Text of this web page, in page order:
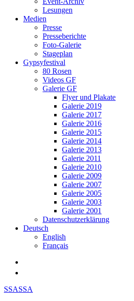
Lesungen
Medien
Presse
Presseberichte
Foto-Galerie
Stageplan
Gypsyfestival
80 Rosen
Videos GF
Galerie GF
Flyer und Plakate
Galerie 2019
Galerie 2017
Galerie 2016
Galerie 2015
Galerie 2014
Galerie 2013
Galerie 2011
Galerie 2010
Galerie 2009
Galerie 2007
Galerie 2005
Galerie 2003
Galerie 2001
Datenschutzerklärung
Deutsch
English
Français
SSASSA